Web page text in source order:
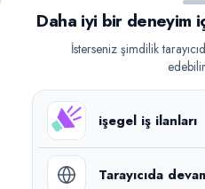
Güncel iş ilanlarını takip
©2026işegel.net.
Daha iyi bir deneyim
İsterseniz şimdilik
işegel iş ilanları
Tarayıcıda